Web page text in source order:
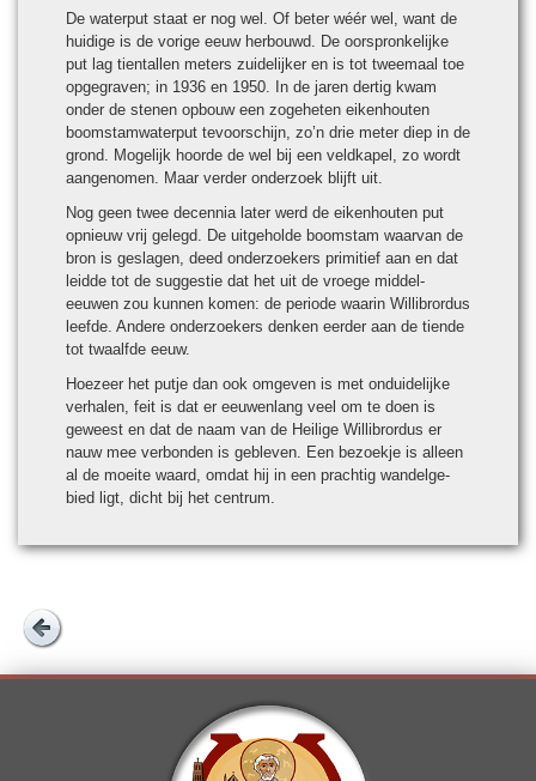
De water­put staat er nog wel. Of beter wéér wel, want de
hui­dige is de vorige eeuw her­bouwd. De oor­spron­ke­lijke
put lag tien­tal­len meters zui­de­lijker en is tot tweemaal toe
opgegraven; in 1936 en 1950. In de jaren der­tig kwam
onder de stenen opbouw een zogeheten eikenhouten
boomstam­wa­ter­put tevoorschijn, zo’n drie meter diep in de
grond. Moge­lijk hoorde de wel bij een veld­ka­pel, zo wordt
aan­ge­no­men. Maar ver­der onder­zoek blijft uit.
Nog geen twee decennia later werd de eikenhouten put
opnieuw vrij gelegd. De uitgeholde boomstam waar­van de
bron is geslagen, deed onder­zoe­kers primi­tief aan en dat
leidde tot de sug­ges­tie dat het uit de vroege mid­del­
eeuwen zou kunnen komen: de periode waarin Wil­li­brordus
leefde. Andere onder­zoe­kers denken eer­der aan de tiende
tot twaalfde eeuw.
Hoezeer het putje dan ook omgeven is met ondui­de­lijke
verhalen, feit is dat er eeuwen­lang veel om te doen is
geweest en dat de naam van de Heilige Wil­li­brordus er
nauw mee verbon­den is ge­ble­ven. Een bezoekje is alleen
al de moeite waard, omdat hij in een prach­tig wandel­ge­
bied ligt, dicht bij het centrum.